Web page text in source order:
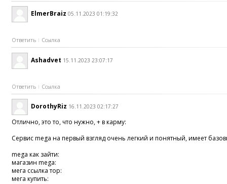
ElmerBraiz 05.11.2023 01:19:32
Ответить Ссылка
Ashadvet 15.11.2023 23:07:17
Ответить Ссылка
DorothyRiz 16.11.2023 02:17:27
Отлично, это то, что нужно, + в карму:
Сервис mega на первый взгляд очень легкий и понятный, имеет
mega как зайти:
магазин mega:
мега ссылка тор:
мега купить: